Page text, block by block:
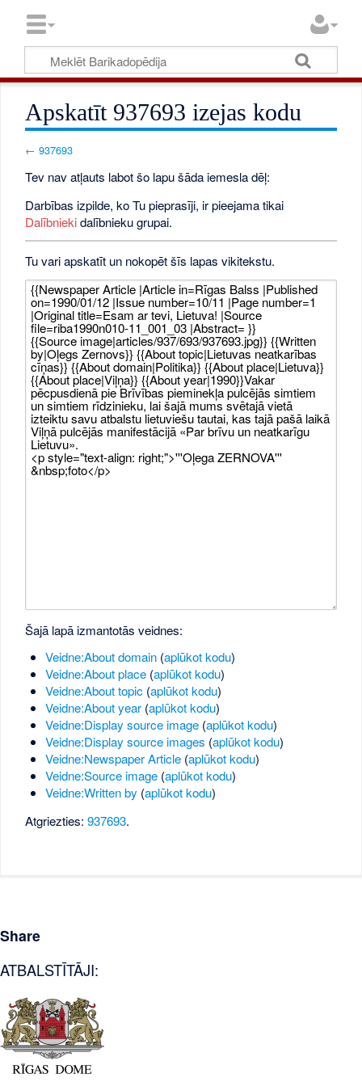
Apskatīt 937693 izejas kodu
←937693
Tev nav atļauts labot šo lapu šāda iemesla dēļ:
Darbības izpilde, ko Tu pieprasīji, ir pieejama tikai
Dalībniekidalībnieku grupai.
Tu vari apskatīt un nokopēt šīs lapas vikitekstu.
Šajā lapā izmantotās veidnes:
Veidne:About domain(aplūkot kodu)
Veidne:About place(aplūkot kodu)
Veidne:About topic(aplūkot kodu)
Veidne:About year(aplūkot kodu)
Veidne:Display source image(aplūkot kodu)
Veidne:Display source images (aplūkot kodu)
Veidne:Newspaper Article(aplūkot kodu)
Veidne:Source image(aplūkot kodu)
Veidne:Written by (aplūkot kodu)
Atgriezties:937693.
Share
ATBALSTĪTĀJI: